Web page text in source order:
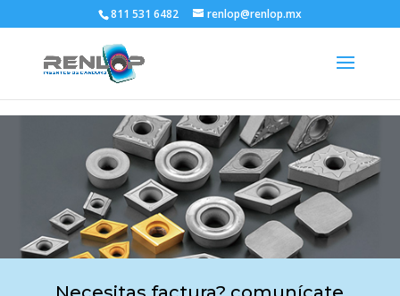
811 531 6482 renlop@renlop.mx